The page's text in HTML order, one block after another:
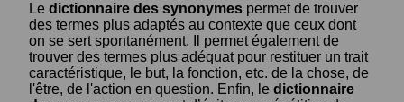
Le dictionnaire des synonymes permet de trouver
des termes plus adaptés au contexte que ceux dont
on se sert spontanément. Il permet également de
trouver des termes plus adéquat pour restituer un trait
caractéristique, le but, la fonction, etc. de la chose, de
l'être, de l'action en question. Enfin, le dictionnaire